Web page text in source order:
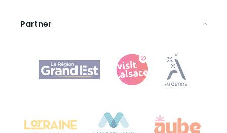
Avvertenze legali
Agence Régionale du Tourisme Grand Est
Bureau de Colmar (sede operativa)
Partner